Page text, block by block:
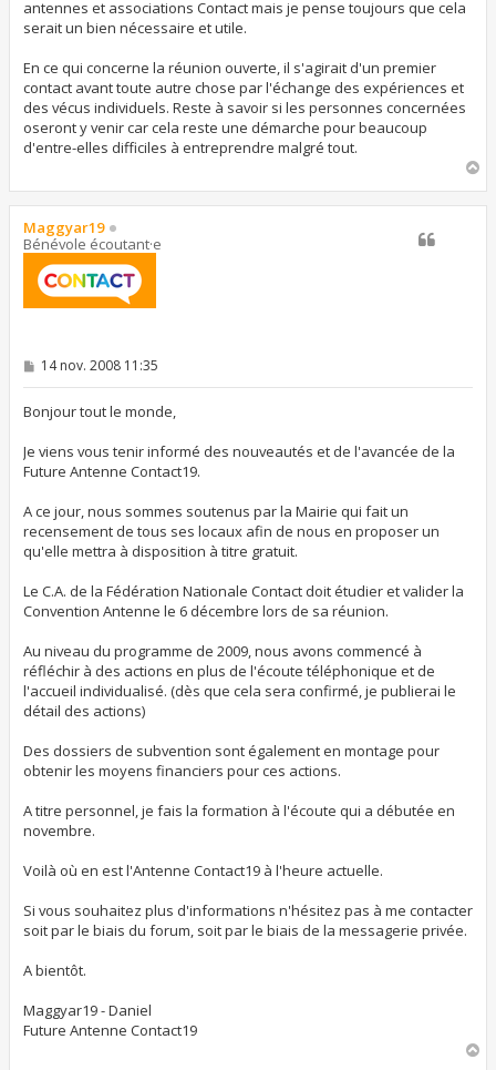
antennes et associations Contact mais je pense toujours que cela
serait un bien nécessaire et utile.
En ce qui concerne la réunion ouverte, il s'agirait d'un premier
contact avant toute autre chose par l'échange des expériences et
des vécus individuels. Reste à savoir si les personnes concernées
oseront y venir car cela reste une démarche pour beaucoup
d'entre-elles difficiles à entreprendre malgré tout.
u
Maggyar19
Bénévole écoutant·e
M
s
e
14 nov. 2008 11:35
Bonjour tout le monde,
Je viens vous tenir informé des nouveautés et de l'avancée de la
Future Antenne Contact19.
A ce jour, nous sommes soutenus par la Mairie qui fait un
recensement de tous ses locaux afin de nous en proposer un
qu'elle mettra à disposition à titre gratuit.
Le C.A. de la Fédération Nationale Contact doit étudier et valider la
Convention Antenne le 6 décembre lors de sa réunion.
Au niveau du programme de 2009, nous avons commencé à
réfléchir à des actions en plus de l'écoute téléphonique et de
l'accueil individualisé. (dès que cela sera confirmé, je publierai le
détail des actions)
Des dossiers de subvention sont également en montage pour
obtenir les moyens financiers pour ces actions.
A titre personnel, je fais la formation à l'écoute qui a débutée en
novembre.
Voilà où en est l'Antenne Contact19 à l'heure actuelle.
Si vous souhaitez plus d'informations n'hésitez pas à me contacter
soit par le biais du forum, soit par le biais de la messagerie privée.
A bientôt.
Maggyar19 - Daniel
Future Antenne Contact19